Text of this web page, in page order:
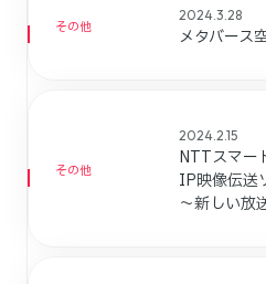
その他
2024.3.28
メタバース
その他
2024.2.15
NTTスマー
IP映像伝送
～新しい放